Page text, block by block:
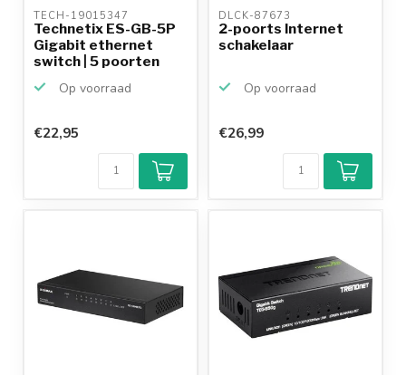
TECH-19015347
Technetix ES-GB-5P
Gigabit ethernet
switch | 5 poorten
Op voorraad
€22,95
DLCK-87673
2-poorts Internet
schakelaar
Op voorraad
€26,99